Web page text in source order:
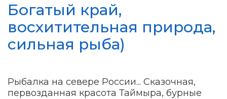
Богатый край,
восхитительная природа,
сильная рыба)
Рыбалка на севере России... Сказочная,
первозданная красота Таймыра, бурные